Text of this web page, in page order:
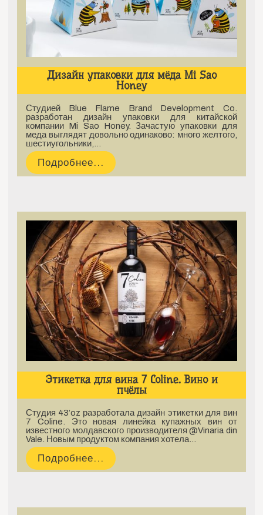
Дизайн упаковки для мёда Mi Sao
Honey
Студией Blue Flame Brand Development Co.
разработан дизайн упаковки для китайской
компании Mi Sao Honey. Зачастую упаковки для
меда выглядят довольно одинаково: много желтого,
шестиугольники,…
Подробнее...
Этикетка для вина 7 Coline. Вино и
пчёлы
Студия 43’oz разработала дизайн этикетки для вин
7 Coline. Это новая линейка купажных вин от
известного молдавского производителя @Vinaria din
Vale. Новым продуктом компания хотела…
Подробнее...